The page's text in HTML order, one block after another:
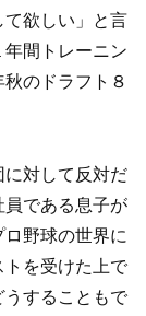
欲しい」と言
間トレーニン
のドラフト８
対して反対だ
員である息子が
野球の世界に
を受けた上で
することもで